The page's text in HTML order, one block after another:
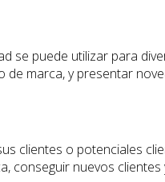
se puede utilizar para
marca, y presentar
clientes o potenciales
conseguir nuevos clientes